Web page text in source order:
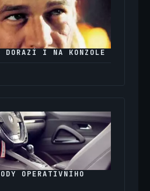
I NA KONZOLE
OPERATIVNÍHO